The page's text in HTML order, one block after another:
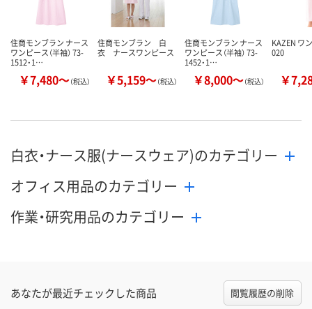
カゴへ カゴへ
住商モンブラン ナース
ワンピース（半袖） 73-
1512・1…
￥7,480～（税込）
住商モンブラン 白
衣 ナースワンピース
￥5,159～（税込）
住商モンブラン ナース
ワンピース（半袖） 73-
1452・1…
￥8,000～（税込）
KAZEN ワ
020
￥
白衣・ナース服(ナースウェア)のカテゴリー
オフィス用品のカテゴリー
作業・研究用品のカテゴリー
あなたが最近チェックした商品 閲覧履歴の削除